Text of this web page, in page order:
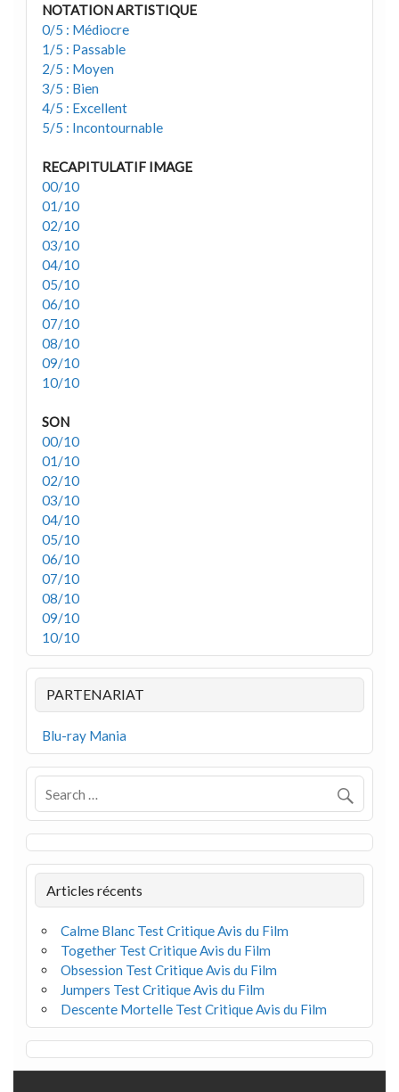
NOTATION ARTISTIQUE
0/5 : Médiocre
1/5 : Passable
2/5 : Moyen
3/5 : Bien
4/5 : Excellent
5/5 : Incontournable
RECAPITULATIF IMAGE
00/10
01/10
02/10
03/10
04/10
05/10
06/10
07/10
08/10
09/10
10/10
SON
00/10
01/10
02/10
03/10
04/10
05/10
06/10
07/10
08/10
09/10
10/10
PARTENARIAT
Blu-ray Mania
Articles récents
Calme Blanc Test Critique Avis du Film
Together Test Critique Avis du Film
Obsession Test Critique Avis du Film
Jumpers Test Critique Avis du Film
Descente Mortelle Test Critique Avis du Film